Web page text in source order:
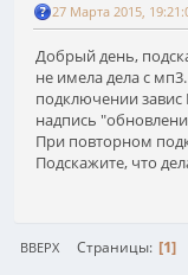
27 Марта 2015,
Добрый день,
не имела дела с
подключении завис
надпись
При повторном
Подскажите, что
ВВЕРХ Страницы 1